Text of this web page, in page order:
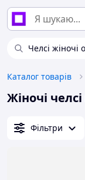
Челсі жіночі
Каталог товарів
Жіночі
Фільтри